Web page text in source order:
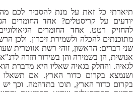
תיארתי כל זאת על מנת להסביר לכם
יודעים על קריסטלים? אחד החומרים
להחזיק רטט. אחד החומרים
מתוכנתים להכלה ולשמירת זיכרון. ולכן
שני דברים: הראשון, זוהי רשת אזוטרית
אנושית, הן בשמירה והן בשידור חזרה
לגאיה. והחלק בגאיה שאליו היא מדברת
ושנמצא בקרום כדור הארץ. אם תשאלו
בקרום כדור הארץ, תוכו בתדהמה. וכך